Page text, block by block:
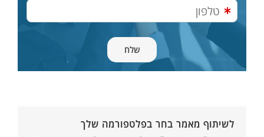
לשיתוף מאמר בחר בפלטפורמה שלך